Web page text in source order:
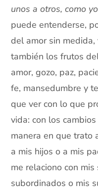
unos a otros, como
puede entenderse,
del amor sin
también los frutos
amor, gozo, paz,
fe, mansedumbre y
que ver con lo que
vida: con los
manera en que trato
a mis hijos o a mis
me relaciono con
subordinados o mis